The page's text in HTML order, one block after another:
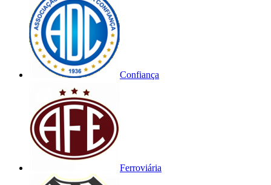
Confiança
Ferroviária